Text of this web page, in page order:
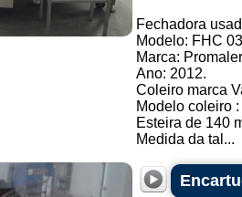
Fechadora
Modelo: FHC
Marca:
Ano: 2012.
Coleiro marca
Modelo coleiro
Esteira de 140
Medida da tal...